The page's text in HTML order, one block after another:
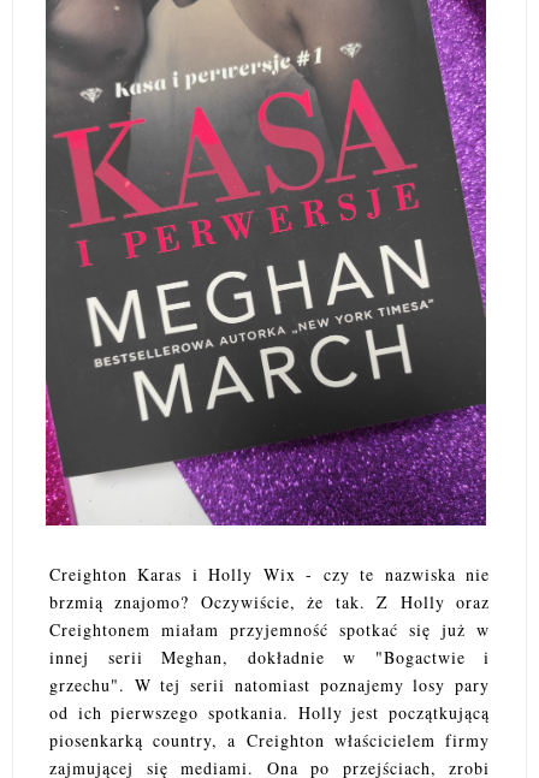
Creighton Karas i Holly Wix - czy te nazwiska nie
brzmią znajomo? Oczywiście, że tak. Z Holly oraz
Creightonem miałam przyjemność spotkać się już w
innej serii Meghan, dokładnie w "Bogactwie i
grzechu". W tej serii natomiast poznajemy losy pary
od ich pierwszego spotkania. Holly jest początkującą
piosenkarką country, a Creighton właścicielem firmy
zajmującej się mediami. Ona po przejściach, zrobi